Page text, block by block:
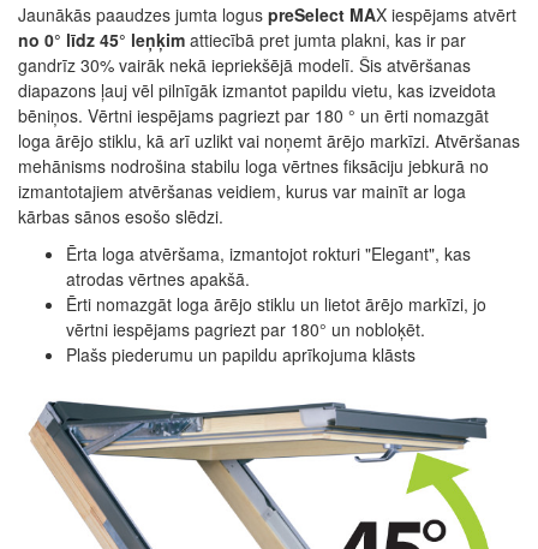
Jaunākās paaudzes jumta logus preSelect MAX iespējams atvērt
no 0° līdz 45° leņķim attiecībā pret jumta plakni, kas ir par
gandrīz 30% vairāk nekā iepriekšējā modelī. Šis atvēršanas
diapazons ļauj vēl pilnīgāk izmantot papildu vietu, kas izveidota
bēniņos. Vērtni iespējams pagriezt par 180 ° un ērti nomazgāt
loga ārējo stiklu, kā arī uzlikt vai noņemt ārējo markīzi. Atvēršanas
mehānisms nodrošina stabilu loga vērtnes fiksāciju jebkurā no
izmantotajiem atvēršanas veidiem, kurus var mainīt ar loga
kārbas sānos esošo slēdzi.
Ērta loga atvēršama, izmantojot rokturi "Elegant", kas
atrodas vērtnes apakšā.
Ērti nomazgāt loga ārējo stiklu un lietot ārējo markīzi, jo
vērtni iespējams pagriezt par 180° un nobloķēt.
Plašs piederumu un papildu aprīkojuma klāsts